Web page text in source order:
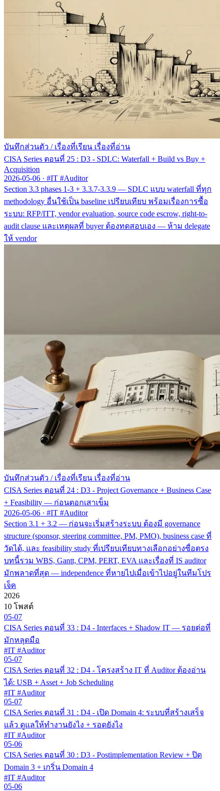
บันทึกส่วนตัว / เรื่องที่เรียน เรื่องที่อ่าน
CISA Series ตอนที่ 25 : D3 - SDLC: Waterfall + Build vs Buy +
Acquisition
2026-05-06 · #IT #Auditor
Section 3.3 phases 1-3 + 3.3.7-3.3.9 — SDLC แบบ waterfall ที่ทุก
methodology อื่นใช้เป็น baseline เปรียบเทียบ พร้อมเรื่องการซื้อ
ระบบ: RFP/ITT, vendor evaluation, source code escrow, right-to-
audit clause และเหตุผลที่ buyer ต้องทดสอบเอง — ห้าม delegate
ให้ vendor
บันทึกส่วนตัว / เรื่องที่เรียน เรื่องที่อ่าน
CISA Series ตอนที่ 24 : D3 - Project Governance + Business Case
+ Feasibility — ก่อนตอกเสาเข็ม
2026-05-06 · #IT #Auditor
Section 3.1 + 3.2 — ก่อนจะเริ่มสร้างระบบ ต้องมี governance
structure (sponsor, steering committee, PM, PMO), business case ที่
วัดได้, และ feasibility study ที่เปรียบเทียบทางเลือกอย่างซื่อตรง
บทนี้รวม WBS, Gantt, CPM, PERT, EVA และเรื่องที่ IS auditor
มักพลาดที่สุด — independence ที่หายไปเมื่อเข้าไปอยู่ในทีมโปร
เจ็ค
2026
10 โพสต์
05-07
CISA Series ตอนที่ 33 : D4 - Interfaces + Shadow IT — รอยต่อที่
มักหลุดมือ
#IT #Auditor
05-07
CISA Series ตอนที่ 32 : D4 - โครงสร้าง IT ที่ Auditor ต้องอ่าน
ได้: USB + Asset + Job Scheduling
#IT #Auditor
05-07
CISA Series ตอนที่ 31 : D4 - เปิด Domain 4: ระบบที่สร้างเสร็จ
แล้ว ดูแลให้ทำงานยังไง + รอดยังไง
#IT #Auditor
05-06
CISA Series ตอนที่ 30 : D3 - Postimplementation Review + ปิด
Domain 3 + เกริ่น Domain 4
#IT #Auditor
05-06